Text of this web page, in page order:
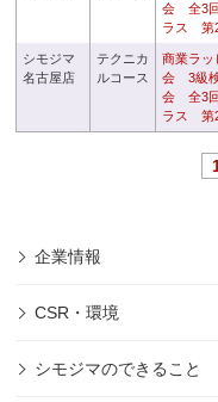
会 全3
ラス 第
シモジマ
名古屋店
テクニカ
ルコース
商業ラッ
会 3級
会 全3
ラス 第
企業情報
CSR・環境
シモジマのできること